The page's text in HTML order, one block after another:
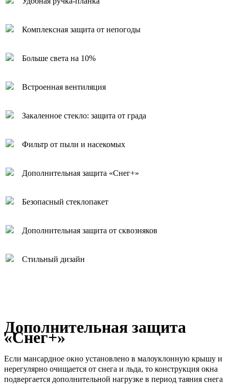
Комплексная защита от непогоды
Больше света на 10%
Встроенная вентиляция
Закаленное стекло: защита от града
Фильтр от пыли и насекомых
Дополнительная защита «Снег+»
Безопасный стеклопакет
Дополнительная защита от сквозняков
Стильный дизайн
Дополнительная защита
«Снег+»
Если мансардное окно установлено в малоуклонную крышу и
нерегулярно очищается от снега и льда, то конструкция окна
подвергается дополнительной нагрузке в период таяния снега